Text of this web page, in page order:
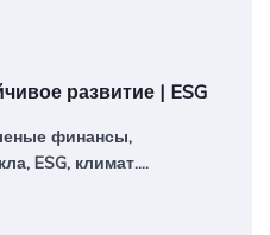
развитие | ESG
финансы,
ESG, климат.